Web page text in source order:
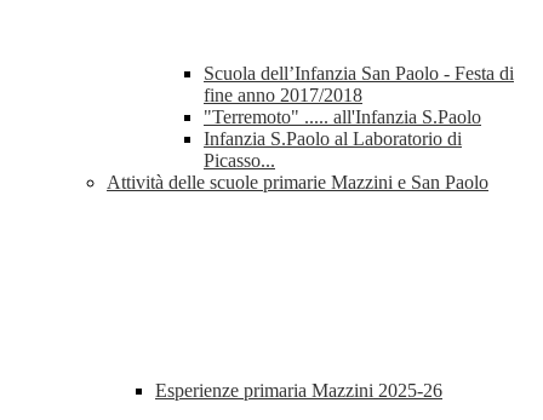
Scuola dell’Infanzia San Paolo - Festa di
fine anno 2017/2018
"Terremoto" ..... all'Infanzia S.Paolo
Infanzia S.Paolo al Laboratorio di
Picasso...
Attività delle scuole primarie Mazzini e San Paolo
Esperienze primaria Mazzini 2025-26